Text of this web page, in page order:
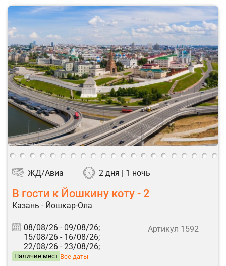
ЖД/Авиа 2 дня | 1 ночь
В гости к Йошкину коту - 2
Казань - Йошкар-Ола
08/08/26 - 09/08/26;
15/08/26 - 16/08/26;
22/08/26 - 23/08/26;
Наличие мест Все даты
Артикул 1592